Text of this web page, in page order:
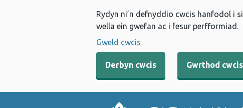
Rydyn ni’n defnyddio cwcis hanfodol i
wella ein gwefan ac i fesur perfformiad.
Gweld cwcis
Derbyn cwcis Gwrthod cwcis